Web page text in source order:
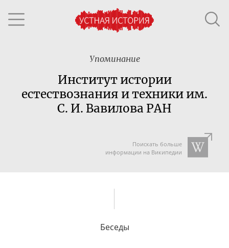
Упоминание
Институт истории
естествознания и техники им.
С. И. Вавилова РАН
Поискать больше
информации на Википедии
Беседы